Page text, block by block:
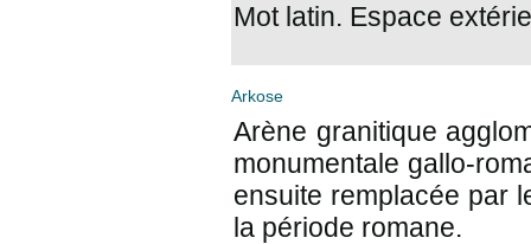
Mot latin. Espace
Arkose
Arène granitique
monumentale gallo-
ensuite remplacée par
la période romane.